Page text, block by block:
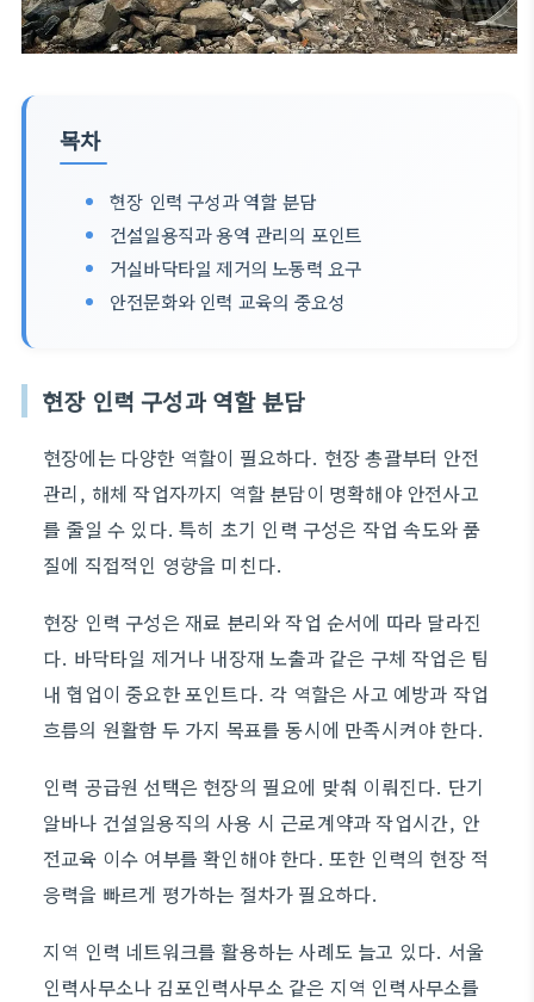
목차
현장 인력 구성과 역할 분담
건설일용직과 용역 관리의 포인트
거실바닥타일 제거의 노동력 요구
안전문화와 인력 교육의 중요성
현장 인력 구성과 역할 분담
현장에는 다양한 역할이 필요하다. 현장 총괄부터 안전
관리, 해체 작업자까지 역할 분담이 명확해야 안전사고
를 줄일 수 있다. 특히 초기 인력 구성은 작업 속도와 품
질에 직접적인 영향을 미친다.
현장 인력 구성은 재료 분리와 작업 순서에 따라 달라진
다. 바닥타일 제거나 내장재 노출과 같은 구체 작업은 팀
내 협업이 중요한 포인트다. 각 역할은 사고 예방과 작업
흐름의 원활함 두 가지 목표를 동시에 만족시켜야 한다.
인력 공급원 선택은 현장의 필요에 맞춰 이뤄진다. 단기
알바나 건설일용직의 사용 시 근로계약과 작업시간, 안
전교육 이수 여부를 확인해야 한다. 또한 인력의 현장 적
응력을 빠르게 평가하는 절차가 필요하다.
지역 인력 네트워크를 활용하는 사례도 늘고 있다. 서울
인력사무소나 김포인력사무소 같은 지역 인력사무소를